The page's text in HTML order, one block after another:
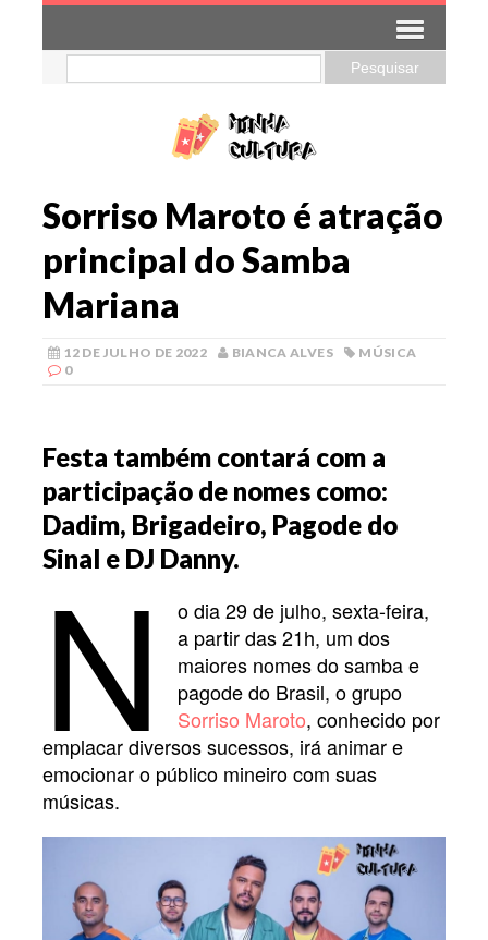
Sorriso Maroto é atração
principal do Samba
Mariana
12 DE JULHO DE 2022 BIANCA ALVES
MÚSICA
0
Festa também contará com a
participação de nomes como:
Dadim, Brigadeiro, Pagode do
Sinal e DJ Danny.
N
o dia 29 de julho, sexta-feira,
a partir das 21h, um dos
maiores nomes do samba e
pagode do Brasil, o grupo
Sorriso Maroto, conhecido por
emplacar diversos sucessos, irá animar e
emocionar o público mineiro com suas
músicas.